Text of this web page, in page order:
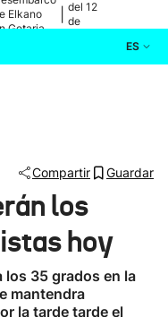
Elkano
Getaria
del 12
de
ES
Compartir Guardar
los
hoy
los 35 grados en la
mantendra
la tarde tarde el